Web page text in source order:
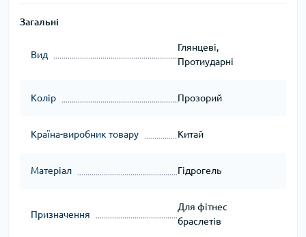
Загальні
Вид
Глянцеві,
Протиударні
Колір Прозорий
Країна-виробник товару Китай
Матеріал Гідрогель
Призначення
Для фітнес
браслетів